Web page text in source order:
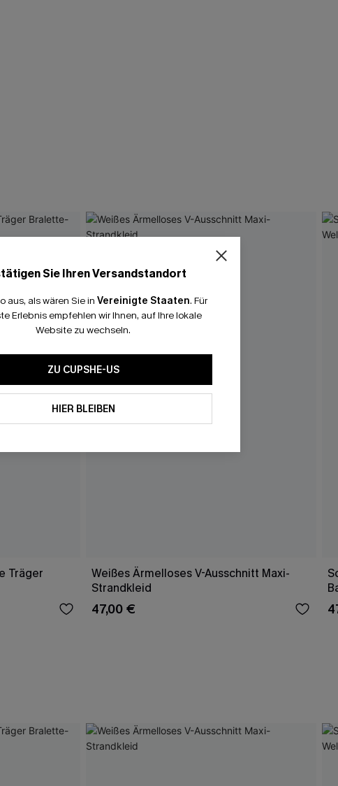
Träger
Weißes Ärmelloses V-Ausschnitt Maxi-
Strandkleid
47,00 €
Sie Ihren Versandstandort
aus, als wären Sie in Vereinigte Staaten. Für
Erlebnis empfehlen wir Ihnen, auf Ihre lokale
Website zu wechseln.
ZU CUPSHE-US
HIER BLEIBEN